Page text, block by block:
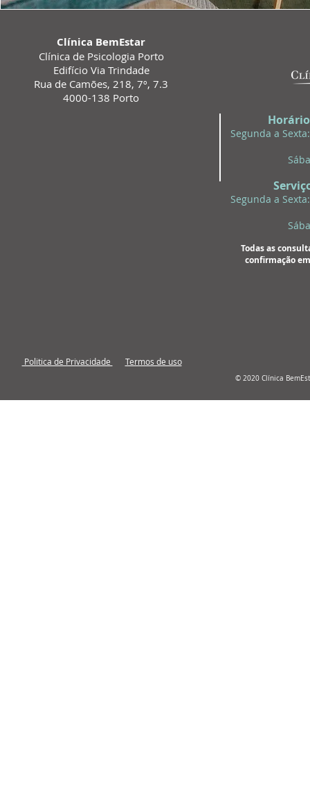
Clínica BemEstar
Clínica de Psicologia Porto
Edifício Via Trindade
Rua de Camões, 218, 7º, 7.3
4000-138 Porto
Segunda a
Segunda a
Todas as
confirmação
Politica de Privacidade Termos de uso
© 2020 Clínica